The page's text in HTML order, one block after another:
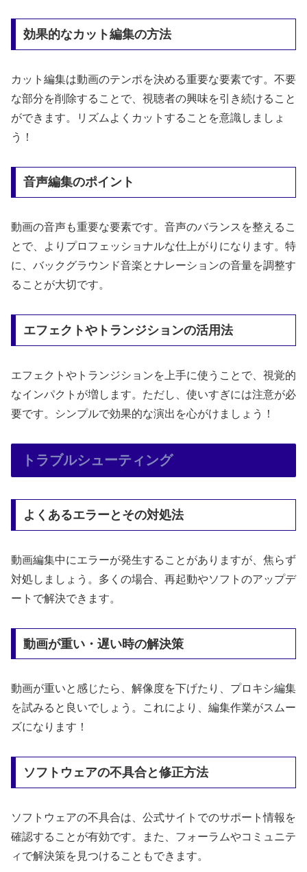
効果的なカット編集の方法
カット編集は動画のテンポを決める重要な要素です。不要
な部分を削除することで、視聴者の興味を引き続けること
ができます。リズムよくカットすることを意識しましょ
う！
音声編集のポイント
動画の音声も重要な要素です。音声のバランスを整えるこ
とで、よりプロフェッショナルな仕上がりになります。特
に、バックグラウンド音楽とナレーションの音量を調整す
ることが大切です。
エフェクトやトランジションの活用法
エフェクトやトランジションを上手に使うことで、視覚的
なインパクトが増します。ただし、使いすぎには注意が必
要です。シンプルで効果的な演出を心がけましょう！
トラブルシューティング
よくあるエラーとその対処法
動画編集中にエラーが発生することがありますが、焦らず
対処しましょう。多くの場合、再起動やソフトのアップデ
ートで解決できます。
動画が重い・遅い時の解決策
動画が重いと感じたら、解像度を下げたり、プロキシ編集
を試みると良いでしょう。これにより、編集作業がスムー
ズになります！
ソフトウェアの不具合と修正方法
ソフトウェアの不具合は、公式サイトでのサポート情報を
確認することが有効です。また、フォーラムやコミュニテ
ィで解決策を見つけることもできます。